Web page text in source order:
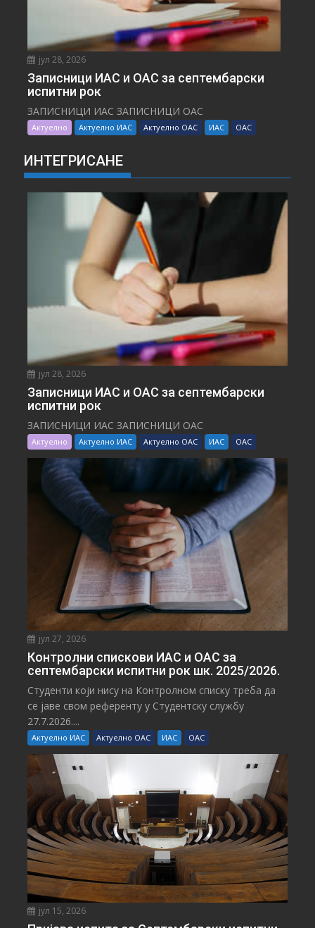
јул 28, 2026
Записници ИАС и ОАС за септембарски
испитни рок
ЗАПИСНИЦИ ИАС ЗАПИСНИЦИ ОАС
Актуелно Актуелно ИАС Актуелно ОАС ИАС ОАС
ИНТЕГРИСАНЕ
јул 28, 2026
Записници ИАС и ОАС за септембарски
испитни рок
ЗАПИСНИЦИ ИАС ЗАПИСНИЦИ ОАС
Актуелно Актуелно ИАС Актуелно ОАС ИАС ОАС
јул 27, 2026
Контролни спискови ИАС и ОАС за
септембарски испитни рок шк. 2025/2026.
Студенти који нису на Контролном списку треба да
се јаве свом референту у Студентску службу
27.7.2026....
Актуелно ИАС Актуелно ОАС ИАС ОАС
јул 15, 2026